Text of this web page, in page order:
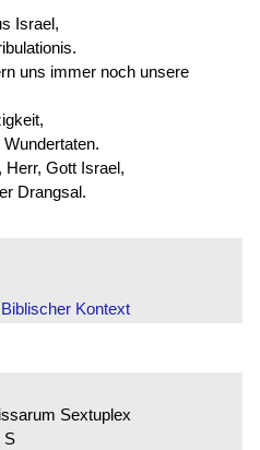
Israel,
uns immer noch unsere
Herr, Gott Israel,
Drangsal.
Biblischer Kontext
Sextuplex